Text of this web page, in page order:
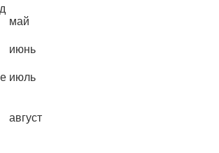
май
июнь
июль
август